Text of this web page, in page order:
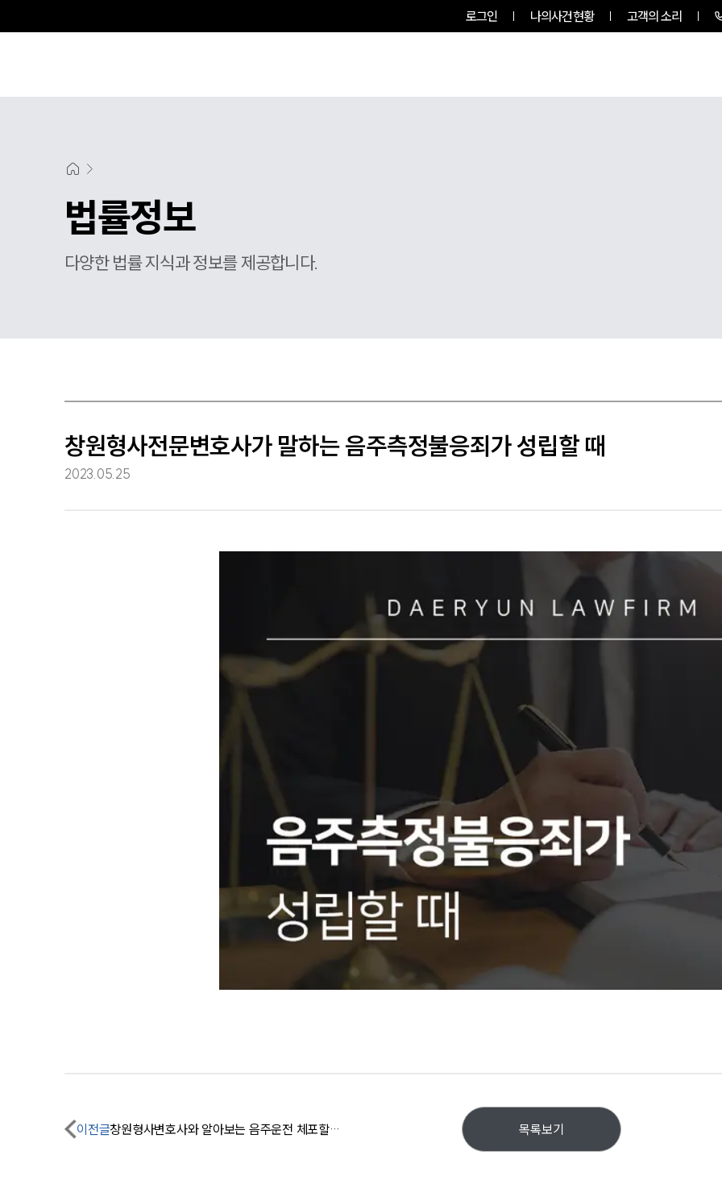
로그인 나의사건현황 고객의 소리
법률정보
다양한 법률 지식과 정보를 제공합니다.
창원형사전문변호사가 말하는 음주측정불응죄가 성립할 때
2023.05.25
이전글 창원형사변호사와 알아보는 음주운전 체포할 때 미란다 원칙을 고지 안했다면? 목록보기